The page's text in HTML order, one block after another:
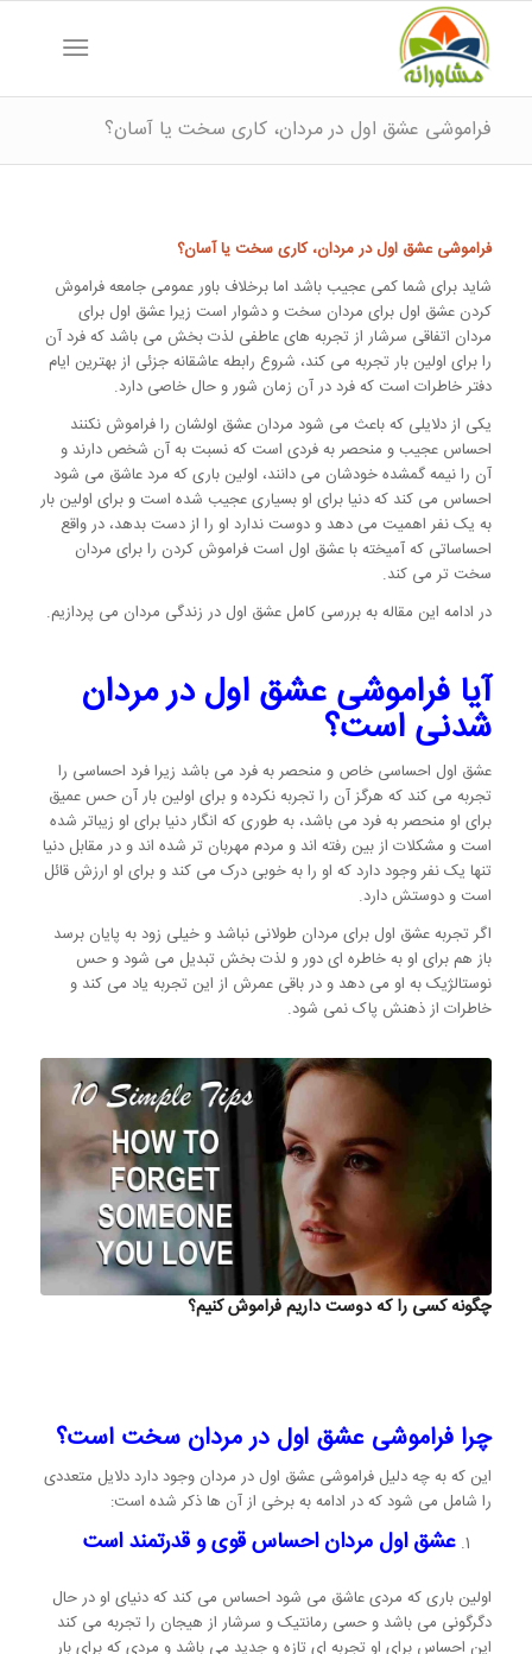
فراموشی عشق اول در مردان، کاری سخت یا آسان؟
فراموشی عشق اول در مردان، کاری سخت یا آسان؟
شاید برای شما کمی عجیب باشد اما برخلاف باور عمومی جامعه فراموش
کردن عشق اول برای مردان سخت و دشوار است زیرا عشق اول برای
مردان اتفاقی سرشار از تجربه های عاطفی لذت بخش می باشد که فرد آن
را برای اولین بار تجربه می کند، شروع رابطه عاشقانه جزئی از بهترین ایام
دفتر خاطرات است که فرد در آن زمان شور و حال خاصی دارد.
یکی از دلایلی که باعث می شود مردان عشق اولشان را فراموش نکنند
احساس عجیب و منحصر به فردی است که نسبت به آن شخص دارند و
آن را نیمه گمشده خودشان می دانند، اولین باری که مرد عاشق می شود
احساس می کند که دنیا برای او بسیاری عجیب شده است و برای اولین بار
به یک نفر اهمیت می دهد و دوست ندارد او را از دست بدهد، در واقع
احساساتی که آمیخته با عشق اول است فراموش کردن را برای مردان
سخت تر می کند.
در ادامه این مقاله به بررسی کامل عشق اول در زندگی مردان می پردازیم.
آیا فراموشی عشق اول در مردان
شدنی است؟
عشق اول احساسی خاص و منحصر به فرد می باشد زیرا فرد احساسی را
تجربه می کند که هرگز آن را تجربه نکرده و برای اولین بار آن حس عمیق
برای او منحصر به فرد می باشد، به طوری که انگار دنیا برای او زیباتر شده
است و مشکلات از بین رفته اند و مردم مهربان تر شده اند و در مقابل دنیا
تنها یک نفر وجود دارد که او را به خوبی درک می کند و برای او ارزش قائل
است و دوستش دارد.
اگر تجربه عشق اول برای مردان طولانی نباشد و خیلی زود به پایان برسد
باز هم برای او به خاطره ای دور و لذت بخش تبدیل می شود و حس
نوستالژیک به او می دهد و در باقی عمرش از این تجربه یاد می کند و
خاطرات از ذهنش پاک نمی شود.
چگونه کسی را که دوست داریم فراموش کنیم؟
چرا فراموشی عشق اول در مردان سخت است؟
این که به چه دلیل فراموشی عشق اول در مردان وجود دارد دلایل متعددی
را شامل می شود که در ادامه به برخی از آن ها ذکر شده است:
عشق اول مردان احساس قوی و قدرتمند است
اولین باری که مردی عاشق می شود احساس می کند که دنیای او در حال
دگرگونی می باشد و حسی رمانتیک و سرشار از هیجان را تجربه می کند
این احساس برای او تجربه ای تازه و جدید می باشد و مردی که برای بار